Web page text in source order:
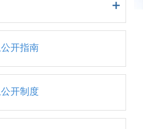
开指南
开制度